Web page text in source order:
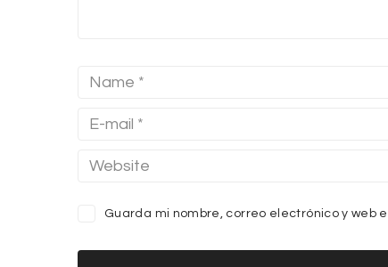
Guarda mi nombre, correo electrónico y web